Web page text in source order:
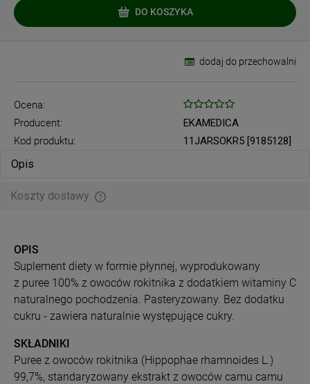
DO KOSZYKA
dodaj do przechowalni
Ocena:
Producent:
EKAMEDICA
Kod produktu:
11JARSOKR5 [9185128]
Opis
Koszty dostawy
OPIS
Suplement diety w formie płynnej, wyprodukowany
z puree 100% z owoców rokitnika z dodatkiem witaminy C
naturalnego pochodzenia. Pasteryzowany. Bez dodatku
cukru - zawiera naturalnie występujące cukry.
SKŁADNIKI
Puree z owoców rokitnika (Hippophae rhamnoides L.)
99,7%, standaryzowany ekstrakt z owoców camu camu